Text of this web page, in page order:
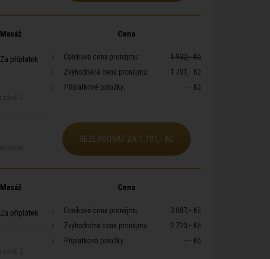
Masáž Cena
Za příplatek Ceníková cena pronájmu:
1.932,- Kč
Zvýhodněná cena pronájmu:
1.701,- Kč
Příplatkové položky:
--- Kč
REZERVOVAT ZA 1.701,- KČ
Masáž Cena
Za příplatek Ceníková cena pronájmu:
3.087,- Kč
Zvýhodněná cena pronájmu:
2.720,- Kč
Příplatkové položky:
--- Kč